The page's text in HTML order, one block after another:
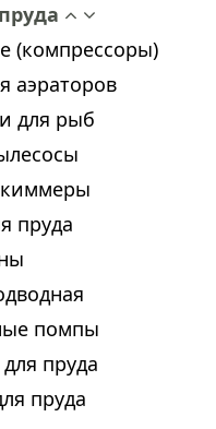
(компрессоры)
аэраторов
для рыб
пруда
помпы
пруда
пруда